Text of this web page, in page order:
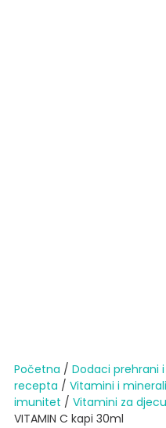
Početna / Dodaci prehrani
recepta / Vitamini i
imunitet / Vitamini za djecu
VITAMIN C kapi 30ml